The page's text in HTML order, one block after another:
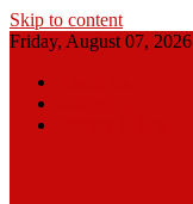
Skip to content
Friday, August 07, 2026